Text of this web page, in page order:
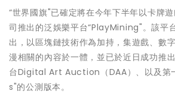
“世界國旗"已確定將在今年下半年以卡牌
司推出的泛娛樂平台“PlayMining"。該平
出，以區塊鏈技術作為加持，集遊戲、數
漫相關的內容於一體，並已於近日成功推
台Digital Art Auction（DAA）、以及第
s"的公測版本。